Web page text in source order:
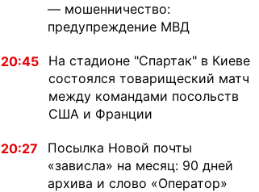
— мошенничество:
предупреждение МВД
20:45
На стадионе "Спартак" в Киеве
состоялся товарищеский матч
между командами посольств
США и Франции
20:27
Посылка Новой почты
«зависла» на месяц: 90 дней
архива и слово «Оператор»